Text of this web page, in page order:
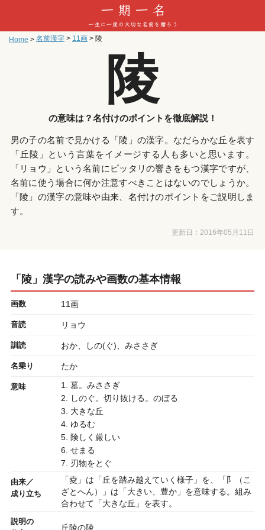
Home > 名前漢字 > 11画 > 陵
陵
の意味は？名付けのポイントを徹底解説！
男の子の名前で見かける「陵」の漢字。なだらかな丘を表す
「丘陵」という言葉をイメージする人も多いと思います。
「リョウ」という名前にピッタリの響きをもつ漢字ですが、
名前に使う場合に何か注意すべきことはないのでしょうか。
「陵」の漢字の意味や由来、名付けのポイントをご説明しま
す。
更新日： 2016年05月11日
「陵」漢字の読みや画数の基本情報
画数 11画
音読 リョウ
訓読 おか、しの(ぐ)、みささぎ
名乗り たか
意味
1. 墓。みささぎ
2. しのぐ。切り抜ける。のぼる
3. 大きな丘
4. ゆるむ
5. 険しく厳しい
6. せまる
7. 刃物をとぐ
由来／
成り立ち
「夌」は「丘を踏み越えていく様子」を、「阝（こ
ざとへん）」は「大きい、豊か」を意味する。組み
合わせて「大きな丘」を表す。
説明の
丘陵の陵